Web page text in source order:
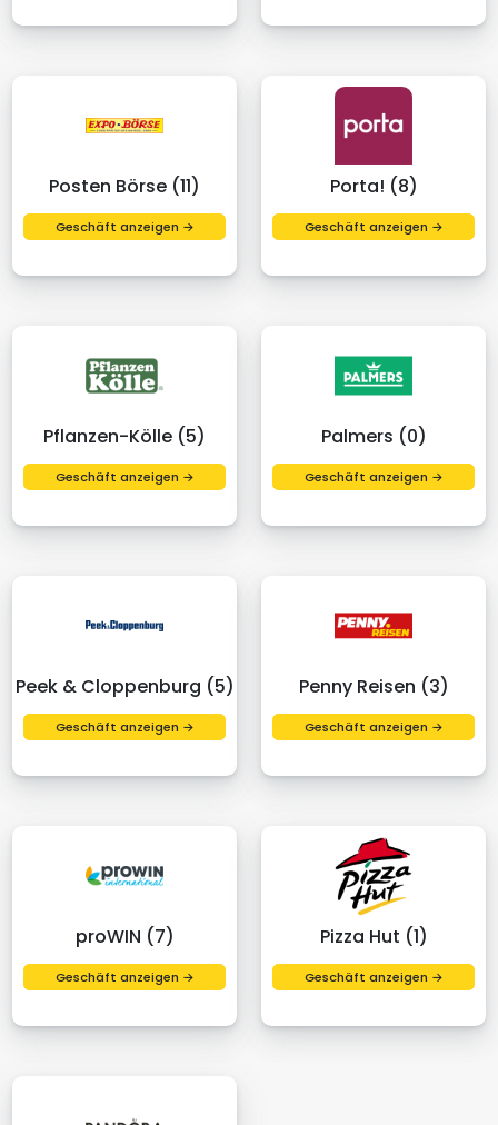
Posten Börse (11)
Geschäft anzeigen →
Porta! (8)
Geschäft anzeigen →
Pflanzen-Kölle (5)
Geschäft anzeigen →
Palmers (0)
Geschäft anzeigen →
Peek & Cloppenburg (5)
Geschäft anzeigen →
Penny Reisen (3)
Geschäft anzeigen →
proWIN (7)
Geschäft anzeigen →
Pizza Hut (1)
Geschäft anzeigen →